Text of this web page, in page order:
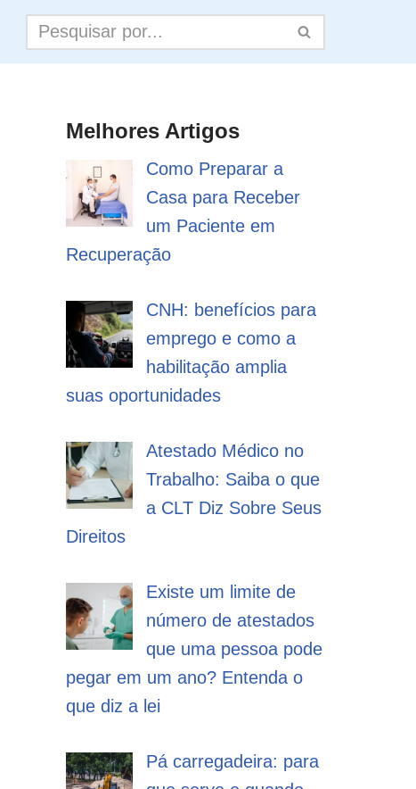
Melhores Artigos
Como Preparar a
Casa para Receber
um Paciente em
Recuperação
CNH: benefícios para
emprego e como a
habilitação amplia
suas oportunidades
Atestado Médico no
Trabalho: Saiba o que
a CLT Diz Sobre Seus
Direitos
Existe um limite de
número de atestados
que uma pessoa pode
pegar em um ano? Entenda o
que diz a lei
Pá carregadeira: para